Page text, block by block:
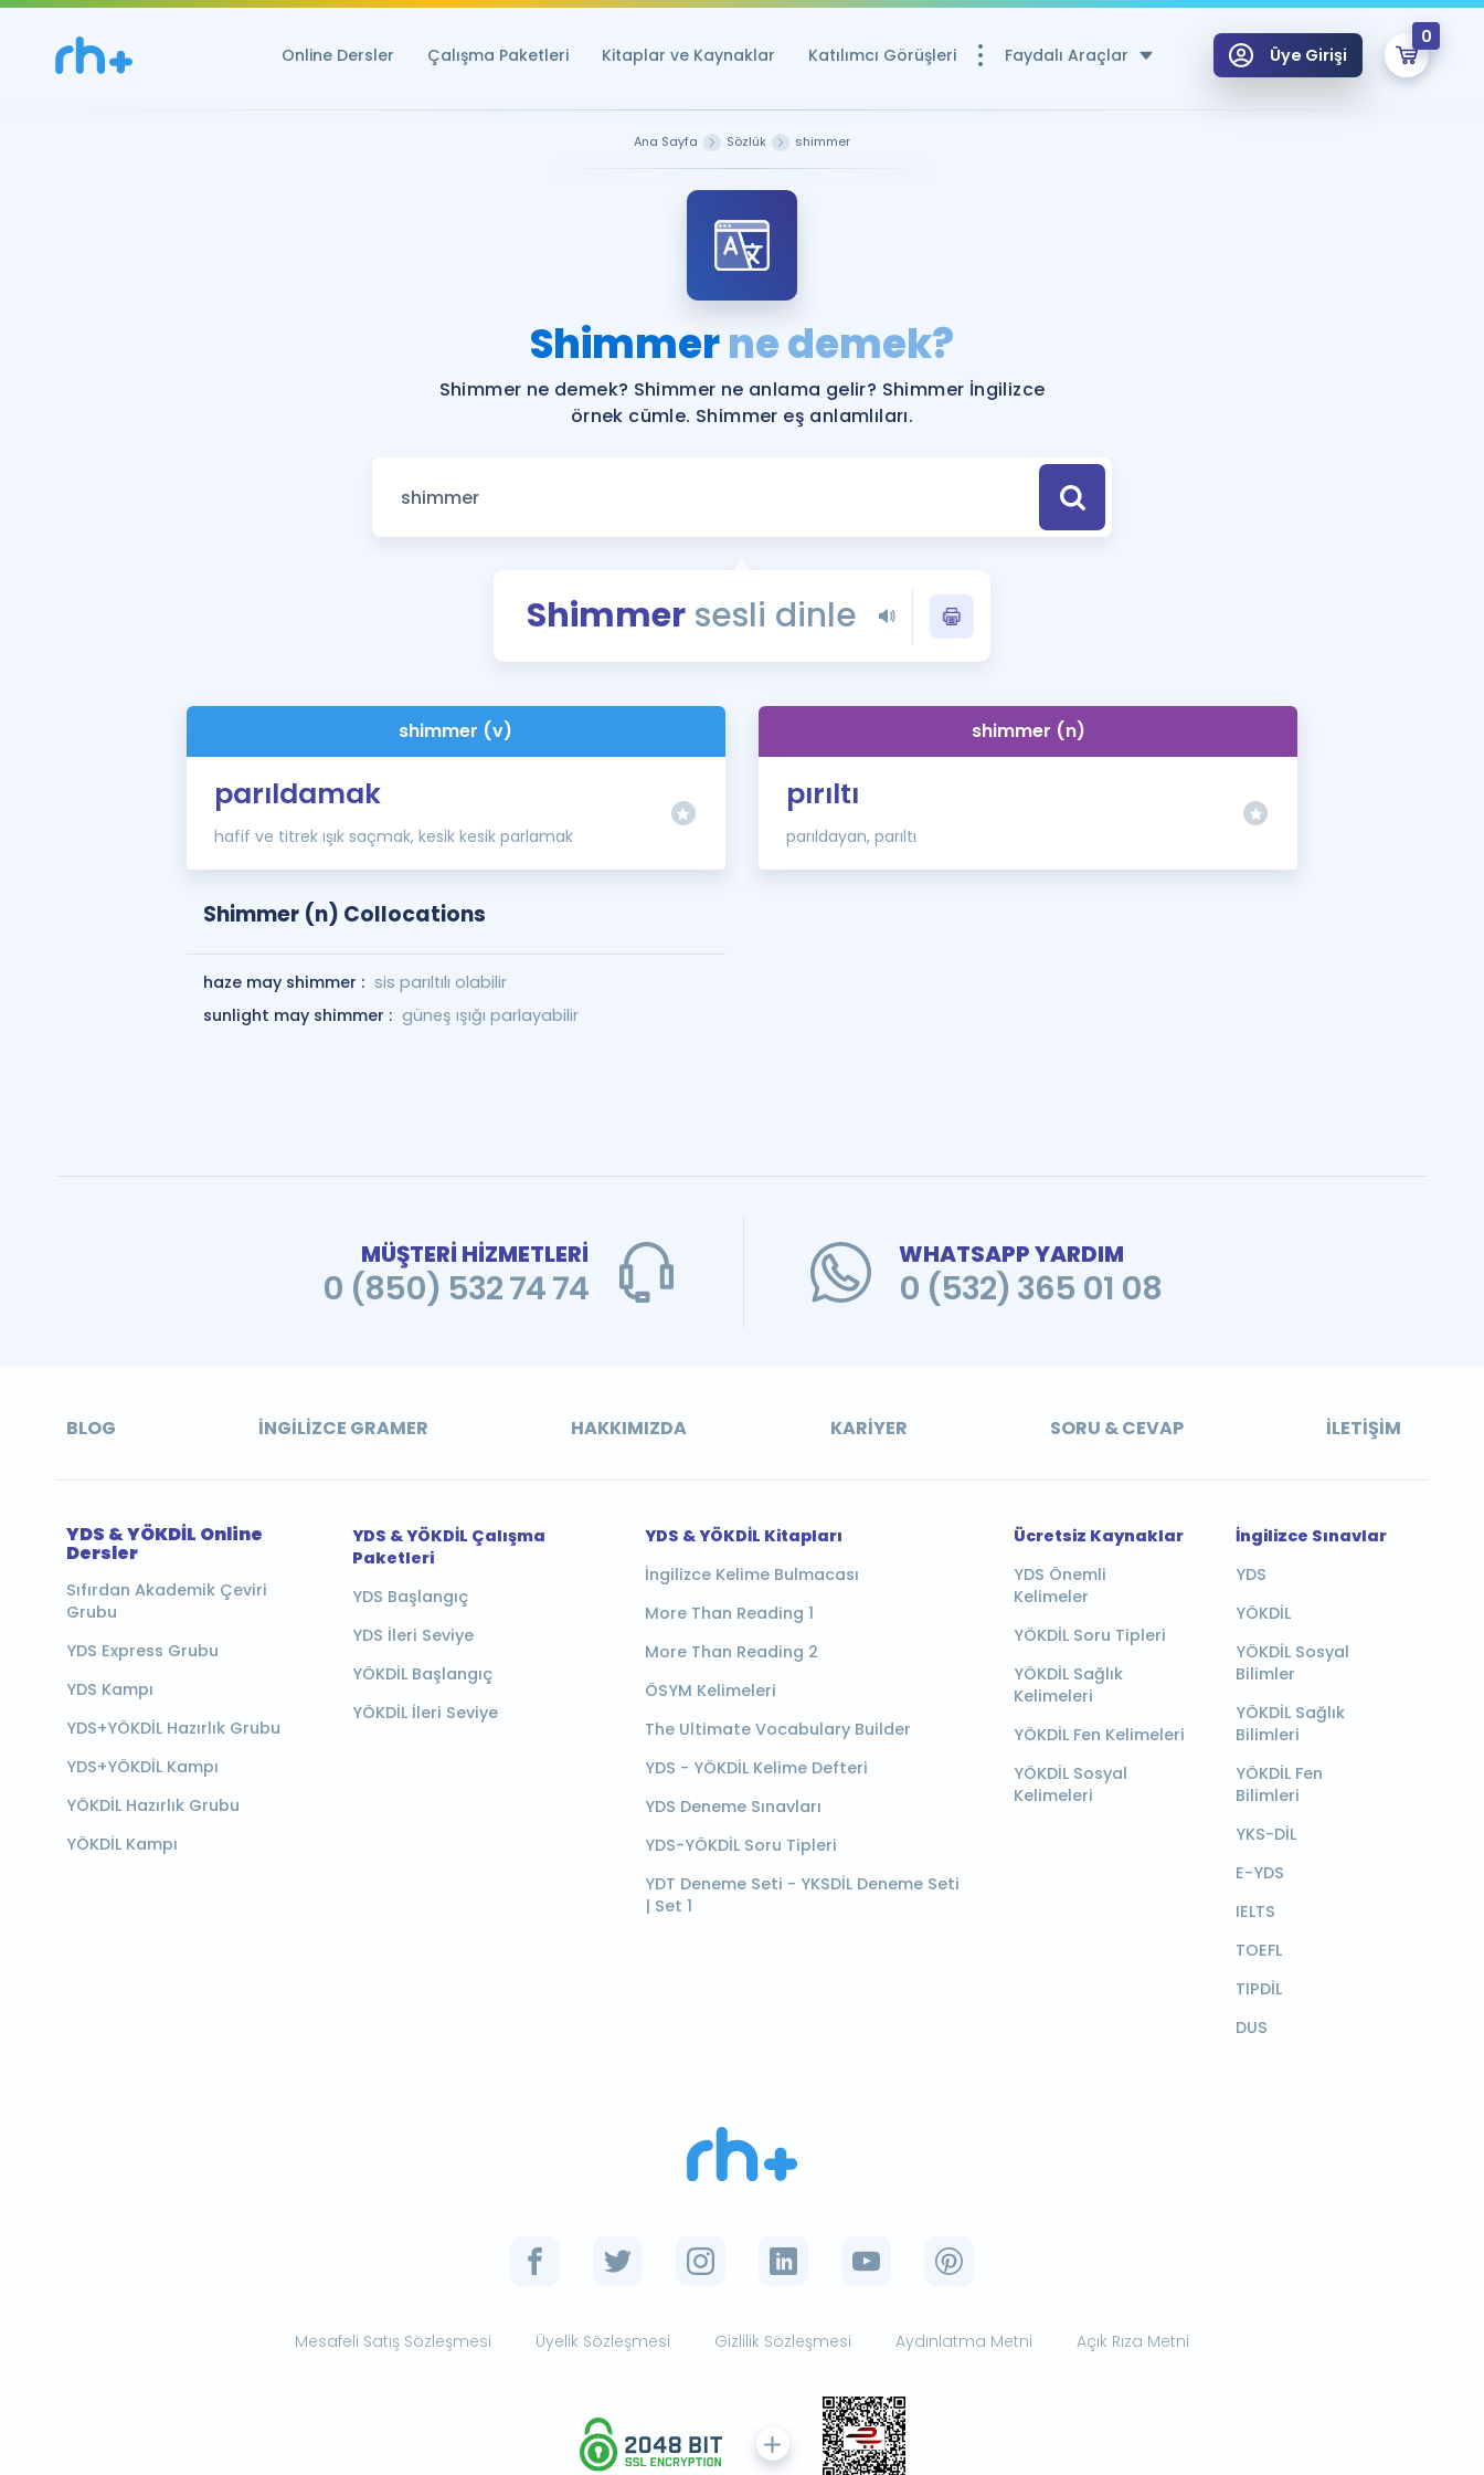
Online Dersler Çalışma Paketleri Kitaplar ve Kaynaklar Katılımcı Görüşleri Faydalı Araçlar
YDS ve YÖKDİL Puan Hesaplama Aracı
Rehberlik Aracı
YDS ve YÖKDİL'e Hazırlananlar için Öneriler
Tüm ÖSYM Sınavları Tek Takvimde
YDS - YÖKDİL Tüm Sınavlarla İlgili Haberler
İngilizce Gramer
Üye Girişi
0
Ana Sayfa Sözlük shimmer
Shimmerne demek?
Shimmer ne demek? Shimmer ne anlama gelir? Shimmer İngilizce
örnek cümle. Shimmer eş anlamlıları.
Shimmersesli dinle
shimmer (v)
parıldamak
hafif ve titrek ışık saçmak, kesik kesik parlamak
Shimmer (n) Collocations
haze may shimmer : sis parıltılı olabilir
sunlight may shimmer : güneş ışığı parlayabilir
shimmer (n)
pırıltı
parıldayan, parıltı
MÜŞTERİ HİZMETLERİ
0 (850) 532 74 74
WHATSAPP YARDIM
0 (532) 365 01 08
BLOG İNGILIZCE GRAMER HAKKIMIZDA KARIYER SORU & CEVAP İLETIŞIM
YDS & YÖKDİL Online
Dersler
Sıfırdan Akademik Çeviri
Grubu
YDS Express Grubu
YDS Kampı
YDS+YÖKDİL Hazırlık Grubu
YDS+YÖKDİL Kampı
YÖKDİL Hazırlık Grubu
YÖKDİL Kampı
YDS & YÖKDİL Çalışma
Paketleri
YDS Başlangıç
YDS İleri Seviye
YÖKDİL Başlangıç
YÖKDİL İleri Seviye
YDS & YÖKDİL Kitapları
İngilizce Kelime Bulmacası
More Than Reading 1
More Than Reading 2
ÖSYM Kelimeleri
The Ultimate Vocabulary Builder
YDS - YÖKDİL Kelime Defteri
YDS Deneme Sınavları
YDS-YÖKDİL Soru Tipleri
YDT Deneme Seti - YKSDİL Deneme Seti
| Set 1
Ücretsiz Kaynaklar
YDS Önemli
Kelimeler
YÖKDİL Soru Tipleri
YÖKDİL Sağlık
Kelimeleri
YÖKDİL Fen Kelimeleri
YÖKDİL Sosyal
Kelimeleri
İngilizce Sınavlar
YDS
YÖKDİL
YÖKDİL Sosyal
Bilimler
YÖKDİL Sağlık
Bilimleri
YÖKDİL Fen
Bilimleri
YKS-DİL
E-YDS
IELTS
TOEFL
TIPDİL
DUS
Mesafeli Satış Sözleşmesi Üyelik Sözleşmesi Gizlilik Sözleşmesi Aydınlatma Metni Açık Rıza Metni